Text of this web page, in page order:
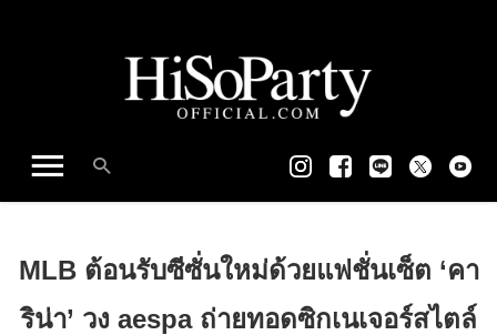
MLB ต้อนรับซีซั่นใหม่ด้วยแฟชั่นเซ็ต ‘คา
ริน่า’ วง aespa ถ่ายทอดซิกเนเจอร์สไตล์